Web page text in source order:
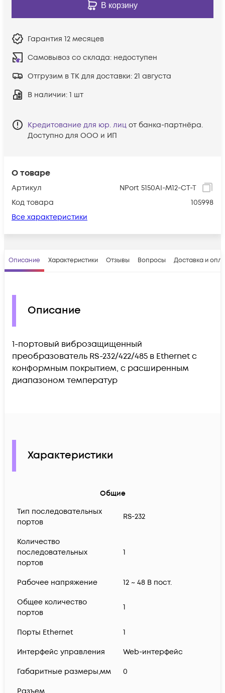
О товаре
Артикул
NPort 5150AI-M12-CT-T
Код товара
105998
Все характеристики
В корзину
Гарантия 12 месяцев
Самовывоз со склада: недоступен
Отгрузим в ТК для доставки: 21 августа
В наличии: 1 шт
Кредитование для юр. лиц от банка-партнёра.
Доступно для ООО и ИП
Описание Характеристики Отзывы Вопросы Доставка и
Описание
1-портовый виброзащищенный
преобразователь RS-232/422/485 в Ethernet с
конформным покрытием, с расширенным
диапазоном температур
Характеристики
Общие
Тип последовательных
портов
RS-232
Количество
последовательных
портов
1
Рабочее напряжение 12 ~ 48 В пост.
Общее количество
портов
1
Порты Ethernet 1
Интерфейс управления Web-интерфейс
Габаритные размеры,мм 0